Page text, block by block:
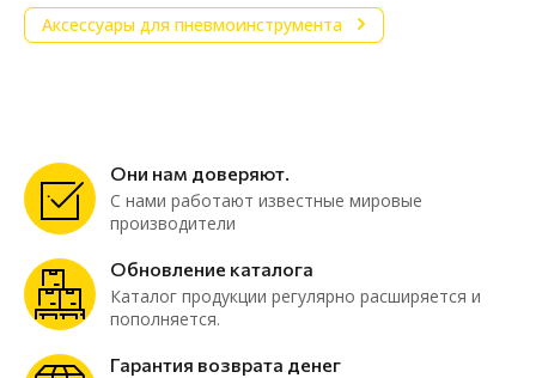
Аксессуары для пневмоинструмента
Они нам доверяют.
С нами работают известные мировые
производители
Обновление каталога
Каталог продукции регулярно расширяется и
пополняется.
Гарантия возврата денег